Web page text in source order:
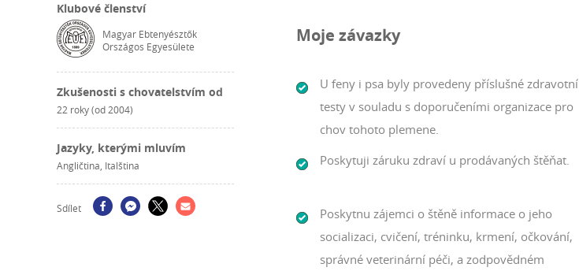
Klubové členství
Magyar Ebtenyésztők
Országos Egyesülete
Zkušenosti s chovatelstvím od
22 roky (od 2004)
Jazyky, kterými mluvím
Angličtina, Italština
Sdílet
Moje závazky
U feny i psa byly provedeny příslušné zdravotní
testy v souladu s doporučeními organizace pro
chov tohoto plemene.
Poskytuji záruku zdraví u prodávaných štěňat.
Poskytnu zájemci o štěně informace o jeho
socializaci, cvičení, tréninku, krmení, očkování,
správné veterinární péči, a zodpovědném